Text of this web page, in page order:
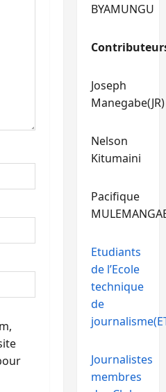
BYAMUNGU
Joseph
Manegabe(JR)
Nelson
Kitumaini
Pacifique
Etudiants
de l’Ecole
technique
de
Journalistes
membres